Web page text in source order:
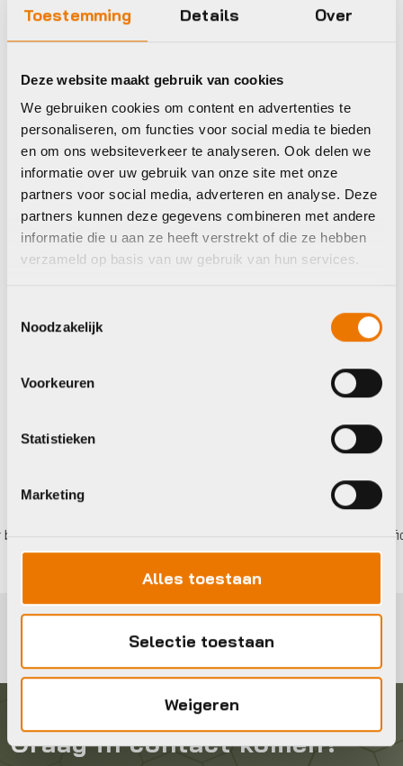
Toestemming Details Over
Deze website maakt gebruik van cookies
We gebruiken cookies om content en advertenties te
personaliseren, om functies voor social media te bieden
en om ons websiteverkeer te analyseren. Ook delen we
informatie over uw gebruik van onze site met onze
partners voor social media, adverteren en analyse. Deze
partners kunnen deze gegevens combineren met andere
informatie die u aan ze heeft verstrekt of die ze hebben
verzameld op basis van uw gebruik van hun services.
Noodzakelijk
Voorkeuren
Statistieken
Marketing
Alles toestaan
Selectie toestaan
Weigeren
Wielonderdelen en
accessoires
Xlc VENTIELNIPPEL
ASS DS A 5
€6,95
Wielonderdelen en
accessoires
Xlc VENTIELNIPPEL
SV DS A 2
€6,95
Eigen werkplaats met
Graag in contact komen?